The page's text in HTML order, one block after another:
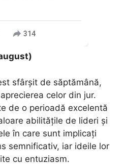
314
sfârșit de săptămână,
celor din jur.
de o perioadă excelentă
abilitățile de lideri și
în care sunt implicați
semnificativ, iar ideile lor
cu entuziasm.